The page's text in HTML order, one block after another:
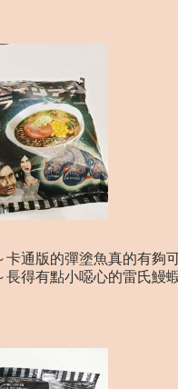
通版的彈塗魚真的有夠
長得有點小噁心的雷氏鰻